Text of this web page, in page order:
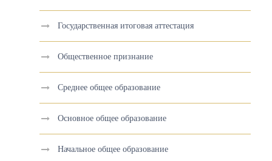
Государственная итоговая аттестация
Общественное признание
Среднее общее образование
Основное общее образование
Начальное общее образование